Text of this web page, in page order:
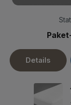
Details